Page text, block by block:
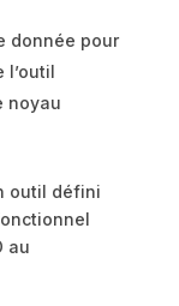
donnée pour
l’outil
noyau
outil défini
au